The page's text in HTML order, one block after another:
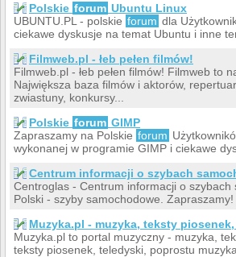
Polskie forum Ubuntu Linux
UBUNTU.PL - polskie forum dla
ciekawe dyskusje na temat Ubuntu i inne
Filmweb.pl - łeb pełen filmów!
Filmweb.pl - łeb pełen filmów! Filmweb to
Największa baza filmów i aktorów,
zwiastuny, konkursy...
Polskie forum GIMP
Zapraszamy na Polskie forum
wykonanej w programie GIMP i ciekawe
Centrum informacji o szybach
Centroglas - Centrum informacji o szybach
Polski - szyby samochodowe. Zapraszamy!
Muzyka.pl - muzyka, teksty
Muzyka.pl to portal muzyczny - muzyka,
teksty piosenek, teledyski, poprostu